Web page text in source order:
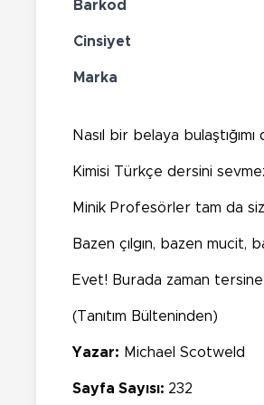
Barkod
Cinsiyet
Marka
Nasıl bir belaya
Kimisi Türkçe dersini
Minik Profesörler tam da
Bazen çılgın, bazen mucit,
Evet! Burada zaman tersine
(Tanıtım Bülteninden)
Yazar: Michael Scotweld
Sayfa Sayısı: 232